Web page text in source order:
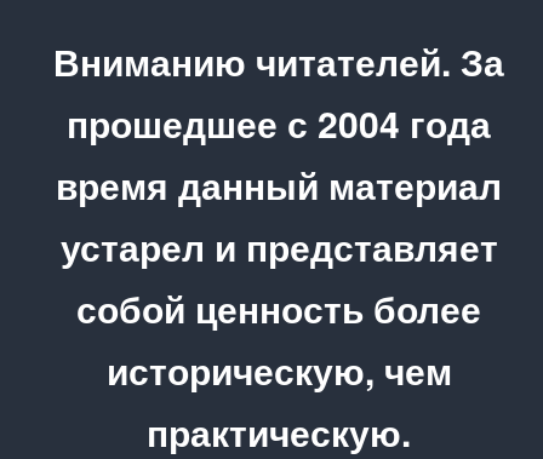
Вниманию читателей. За
прошедшее с 2004 года
время данный материал
устарел и представляет
собой ценность более
историческую, чем
практическую.